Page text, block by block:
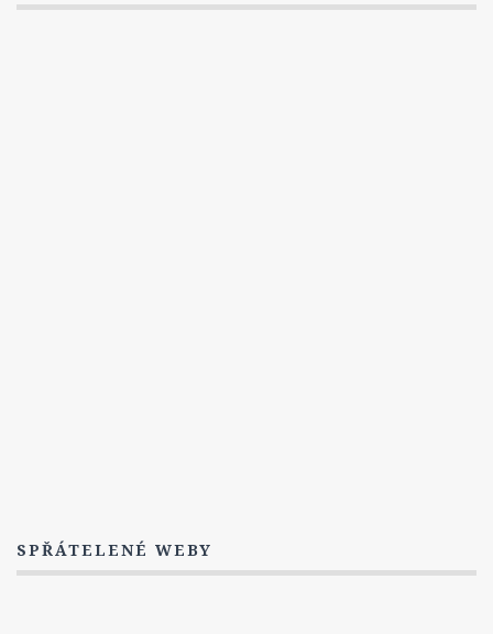
3. Série
Titulky
SPŘÁTELENÉ WEBY